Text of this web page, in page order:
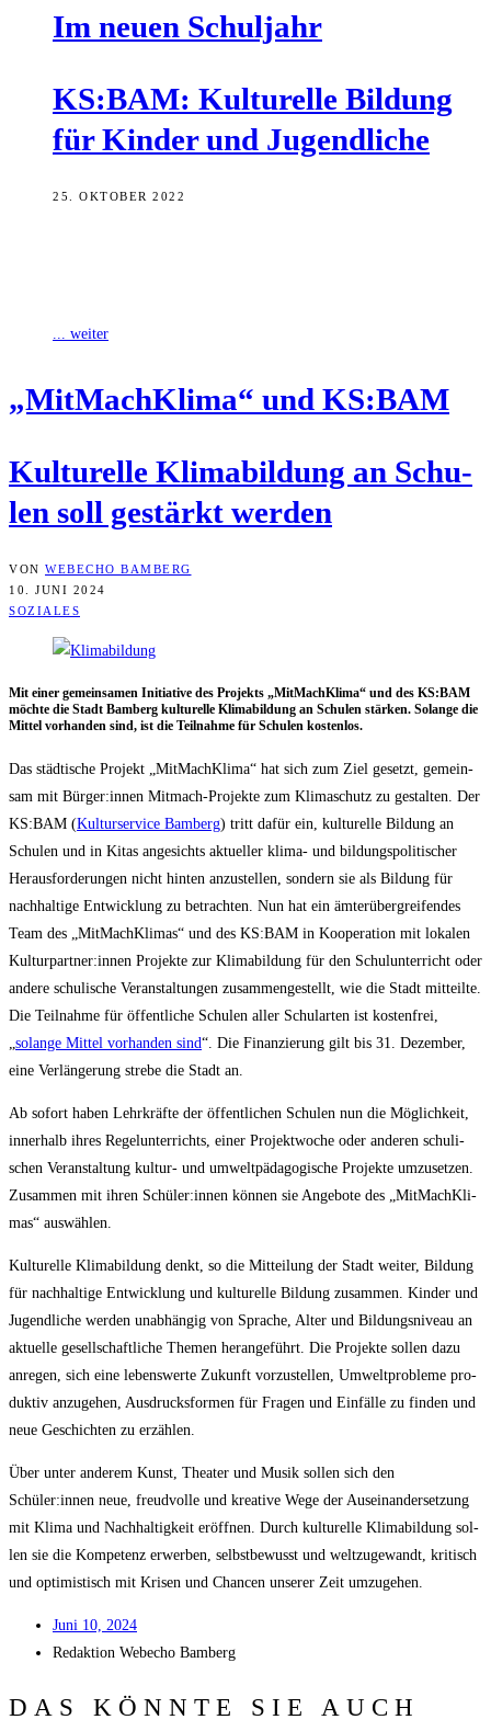
Im neu­en Schuljahr
KS:BAM: Kul­tu­rel­le Bil­dung
für Kin­der und Jugendliche
25. OKTOBER 2022
... weiter
„Mit­Mach­Kli­ma“ und KS:BAM
Kul­tu­rel­le Kli­ma­bil­dung an Schu­
len soll gestärkt werden
VON WEBECHO BAMBERG
10. JUNI 2024
SOZIALES
Mit einer gemein­sa­men Initia­ti­ve des Pro­jekts „Mit­Mach­Kli­ma“ und des KS:BAM
möch­te die Stadt Bam­berg kul­tu­rel­le Kli­ma­bil­dung an Schu­len stär­ken. Solan­ge die
Mit­tel vor­han­den sind, ist die Teil­nah­me für Schu­len kostenlos.
Das städ­ti­sche Pro­jekt „Mit­Mach­Kli­ma“ hat sich zum Ziel gesetzt, gemein­
sam mit Bürger:innen Mit­mach-Pro­jek­te zum Kli­ma­schutz zu gestal­ten. Der
KS:BAM (Kul­tur­ser­vice Bam­berg) tritt dafür ein, kul­tu­rel­le Bil­dung an
Schu­len und in Kitas ange­sichts aktu­el­ler kli­ma- und bil­dungs­po­li­ti­scher
Her­aus­for­de­run­gen nicht hin­ten anzu­stel­len, son­dern sie als Bil­dung für
nach­hal­ti­ge Ent­wick­lung zu betrach­ten. Nun hat ein ämter­über­grei­fen­des
Team des „Mit­Mach­Kli­mas“ und des KS:BAM in Koope­ra­ti­on mit loka­len
Kulturpartner:innen Pro­jek­te zur Kli­ma­bil­dung für den Schul­un­ter­richt oder
ande­re schu­li­sche Ver­an­stal­tun­gen zusam­men­ge­stellt, wie die Stadt mit­teil­te.
Die Teil­nah­me für öffent­li­che Schu­len aller Schul­ar­ten ist kos­ten­frei,
„solan­ge Mit­tel vor­han­den sind“. Die Finan­zie­rung gilt bis 31. Dezem­ber,
eine Ver­län­ge­rung stre­be die Stadt an.
Ab sofort haben Lehr­kräf­te der öffent­li­chen Schu­len nun die Mög­lich­keit,
inner­halb ihres Regel­un­ter­richts, einer Pro­jekt­wo­che oder ande­ren schu­li­
schen Ver­an­stal­tung kul­tur- und umwelt­päd­ago­gi­sche Pro­jek­te umzu­set­zen.
Zusam­men mit ihren Schüler:innen kön­nen sie Ange­bo­te des „Mit­Mach­Kli­
mas“ auswählen.
Kul­tu­rel­le Kli­ma­bil­dung denkt, so die Mit­tei­lung der Stadt wei­ter, Bil­dung
für nach­hal­ti­ge Ent­wick­lung und kul­tu­rel­le Bil­dung zusam­men. Kin­der und
Jugend­li­che wer­den unab­hän­gig von Spra­che, Alter und Bil­dungs­ni­veau an
aktu­el­le gesell­schaft­li­che The­men her­an­ge­führt. Die Pro­jek­te sol­len dazu
anre­gen, sich eine lebens­wer­te Zukunft vor­zu­stel­len, Umwelt­pro­ble­me pro­
duk­tiv anzu­ge­hen, Aus­drucks­for­men für Fra­gen und Ein­fäl­le zu fin­den und
neue Geschich­ten zu erzählen.
Über unter ande­rem Kunst, Thea­ter und Musik sol­len sich den
Schüler:innen neue, freud­vol­le und krea­ti­ve Wege der Aus­ein­an­der­set­zung
mit Kli­ma und Nach­hal­tig­keit eröff­nen. Durch kul­tu­rel­le Kli­ma­bil­dung sol­
len sie die Kom­pe­tenz erwer­ben, selbst­be­wusst und welt­zu­ge­wandt, kri­tisch
und opti­mis­tisch mit Kri­sen und Chan­cen unse­rer Zeit umzugehen.
Juni 10, 2024
Redak­ti­on Web­echo Bamberg
DAS KÖNNTE SIE AUCH